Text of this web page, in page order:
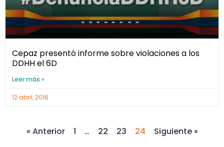
Cepaz presentó informe sobre violaciones a los
DDHH el 6D
Leer más »
12 abril, 2016
« Anterior 1 … 22 23 24 Siguiente »